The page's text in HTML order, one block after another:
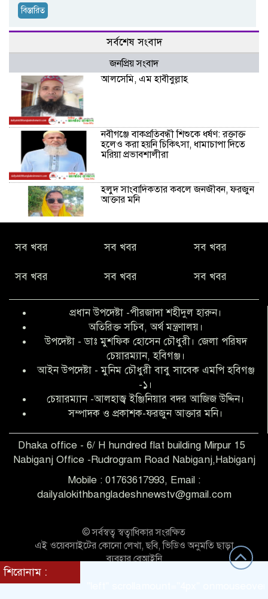
বিস্তারিত
সর্বশেষ সংবাদ
জনপ্রিয় সংবাদ
আলসেমি, এম হাবীবুল্লাহ
নবীগঞ্জে বাকপ্রতিবন্ধী শিশুকে ধর্ষণ: রক্তাক্ত
হলেও করা হয়নি চিকিৎসা, ধামাচাপা দিতে
মরিয়া প্রভাবশালীরা
হলুদ সাংবাদিকতার কবলে জনজীবন, ফরজুন
আক্তার মনি
নীরবে সমাজ বদলের স্বপ্ন বুনছেন সিমি
কিবরিয়া
অনিয়ম ও জালিয়াতির আশ্রয় নিয়ে মেয়েকে
বৃত্তি পরীক্ষার সুযোগ করে দিলেন প্রধান শিক্ষক
ফারুক মাস্টার
আব্দুল হক তালুকদার ফাউন্ডেশন মানবতার
শিকড় ছুঁই ছুঁই,ফরজুন আক্তার মনি
সিলেট রেঞ্জের শ্রেষ্ঠ ওসি নির্বাচিত হলেন
নবীগঞ্জ থানার ওসি মোনায়েম
‎নবীগঞ্জে এক সাজাপ্রাপ্ত পলাতক আসামি
গ্রেপ্তার
শিশু ধর্ষণের অভিযোগে অভিযুক্ত গ্রেফতার ১
সব খবর সব খবর সব খবর
সব খবর সব খবর সব খবর
প্রধান উপদেষ্টা -পীরজাদা শহীদুল হারুন।
অতিরিক্ত সচিব, অর্থ মন্ত্রণালয়।
উপদেষ্টা - ডাঃ মুশফিক হোসেন চৌধুরী। জেলা পরিষদ
চেয়ারম্যান, হবিগঞ্জ।
আইন উপদেষ্টা - মুনিম চৌধুরী বাবু সাবেক এমপি হবিগঞ্জ
-১।
চেয়ারম্যান -আলহাজ্ব ইঞ্জিনিয়ার বদর আজিজ উদ্দিন।
সম্পাদক ও প্রকাশক-ফরজুন আক্তার মনি।
Dhaka office - 6/ H hundred flat building Mirpur 15
Nabiganj Office -Rudrogram Road Nabiganj,Habiganj
Mobile : 01763617993, Email :
dailyalokithbangladeshnewstv@gmail.com
শিরোনাম :
direction = "left" scrollamount="4px"
© সর্বস্বত্ব স্বত্বাধিকার সংরক্ষিত
এই ওয়েবসাইটের কোনো লেখা, ছবি, ভিডিও অনুমতি ছাড়া
ব্যবহার বেআইনি